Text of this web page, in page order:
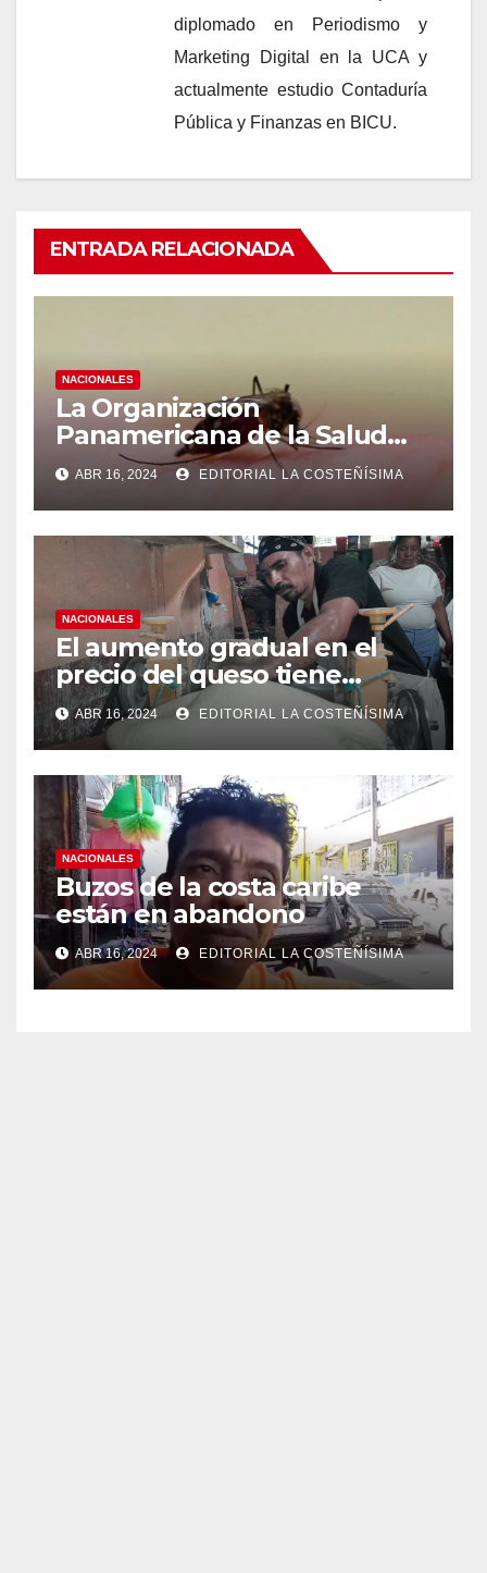
diplomado en Periodismo y
Marketing Digital en la UCA y
actualmente estudio Contaduría
Pública y Finanzas en BICU.
ENTRADA RELACIONADA
NACIONALES
La Organización
Panamericana de la Salud
(OPS), recomienda reforzar
medidas ante el aumento de
casos de dengue
ABR 16, 2024 EDITORIAL LA COSTEÑÍSIMA
NACIONALES
El aumento gradual en el
precio del queso tiene
efectos a las Panaderias
ABR 16, 2024 EDITORIAL LA COSTEÑÍSIMA
NACIONALES
Buzos de la costa caribe
están en abandono
ABR 16, 2024 EDITORIAL LA COSTEÑÍSIMA